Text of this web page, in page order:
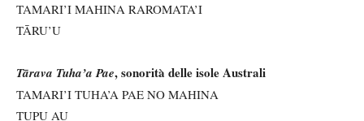
TAMARI’I MAHINA RAROMATA’I
TĀRU’U
Tārava Tuha’a Pae, sonorità delle isole Australi
TAMARI’I TUHA’A PAE NO MAHINA
TUPU AU